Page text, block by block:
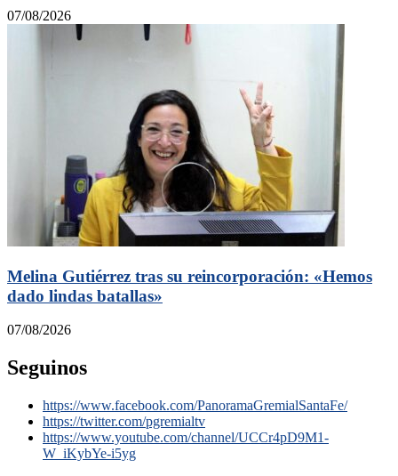
07/08/2026
Melina Gutiérrez tras su reincorporación: «Hemos
dado lindas batallas»
07/08/2026
Seguinos
https://www.facebook.com/PanoramaGremialSantaFe/
https://twitter.com/pgremialtv
https://www.youtube.com/channel/UCCr4pD9M1-
W_iKybYe-i5yg